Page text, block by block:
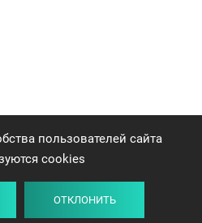
пользователей сайта
cookies
ОТКЛОНИТЬ